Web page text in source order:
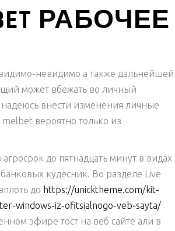
РАБОЧЕЕ
невидимо а также дальнейшей
может вбежать во личный
внести изменения личные
вероятно только из
до пятнадцать минут в видах
кудесник. Во разделе Live
до https://unicktheme.com/kit-
windows-iz-ofitsialnogo-veb-sayta/
эфире тост на веб сайте али в